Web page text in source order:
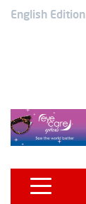
English Edition